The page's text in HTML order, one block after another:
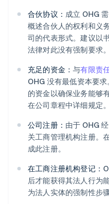
合伙协议： 成立 OHG
概述合伙人的权利和义
司的代表形式。建议以
法律对此没有强制要求。
充足的资金：与有限责
OHG 没有最低资本要
的资金以确保业务能够
在公司章程中详细规定。
公司注册： 由于 OHG
关工商管理机构注册。
成此注册。
在工商注册机构登记：
后才能获得其法人行为
为法人实体的强制性步骤